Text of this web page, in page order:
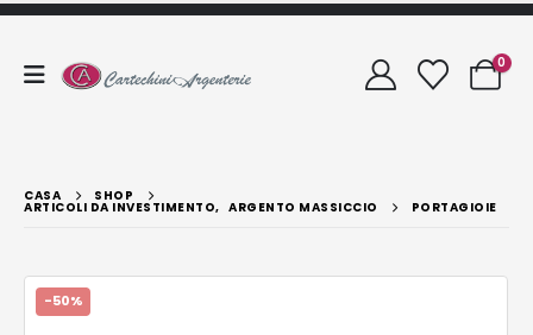
0
CASA SHOP
ARTICOLI DA INVESTIMENTO, ARGENTO MASSICCIO PORTAGIOIE
-50%